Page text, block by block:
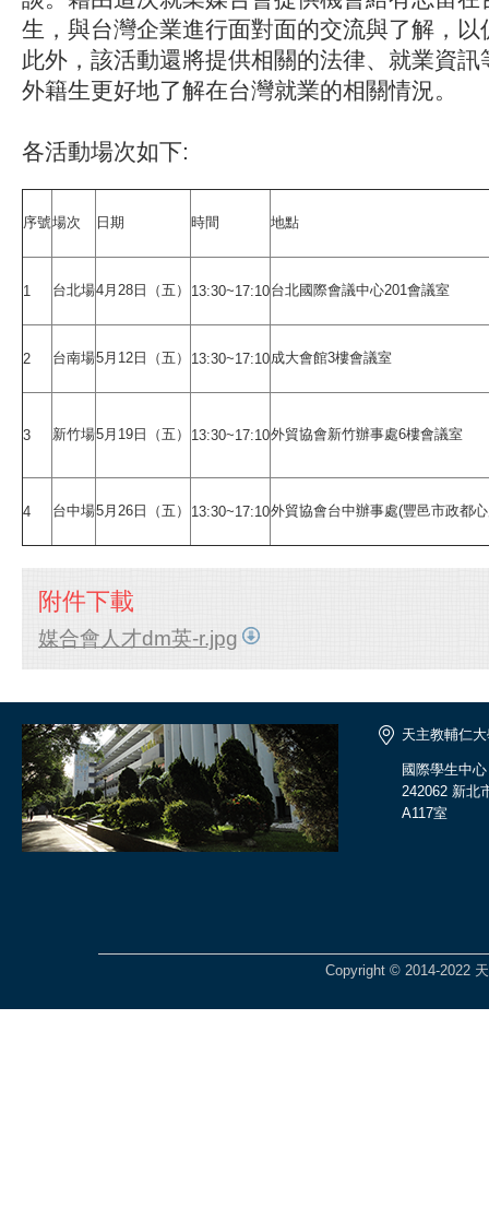
生，與台灣企業進行面對面的交流與了解，以
此外，該活動還將提供相關的法律、就業資
外籍生更好地了解在台灣就業的相關情況。
各活動場次如下:
序號場次 日期 時間 地點
1 台北場4月28日（五） 13:30~17:10台北國際會議中心201會議室
2 台南場5月12日（五） 13:30~17:10成大會館3樓會議室
3 新竹場5月19日（五） 13:30~17:10外貿協會新竹辦事處6樓會議室
4 台中場5月26日（五） 13:30~17:10外貿協會台中辦事處(豐邑市政都
附件下載
媒合會人才dm英-r.jpg
天主教輔仁
國際學生中心
242062 新北
A117室
Copyright © 2014-2022